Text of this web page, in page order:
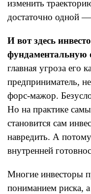
изменить
достаточно одной
И вот здесь
фундаментальную
главная угроза его
предприниматель,
форс-мажор.
Но на практике
становится сам
навредить. А
внутренней
Многие инвесторы
пониманием риска,